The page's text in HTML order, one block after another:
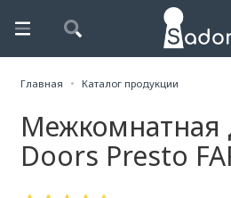
Главная Каталог продукции
Межкомнатная
Doors Presto